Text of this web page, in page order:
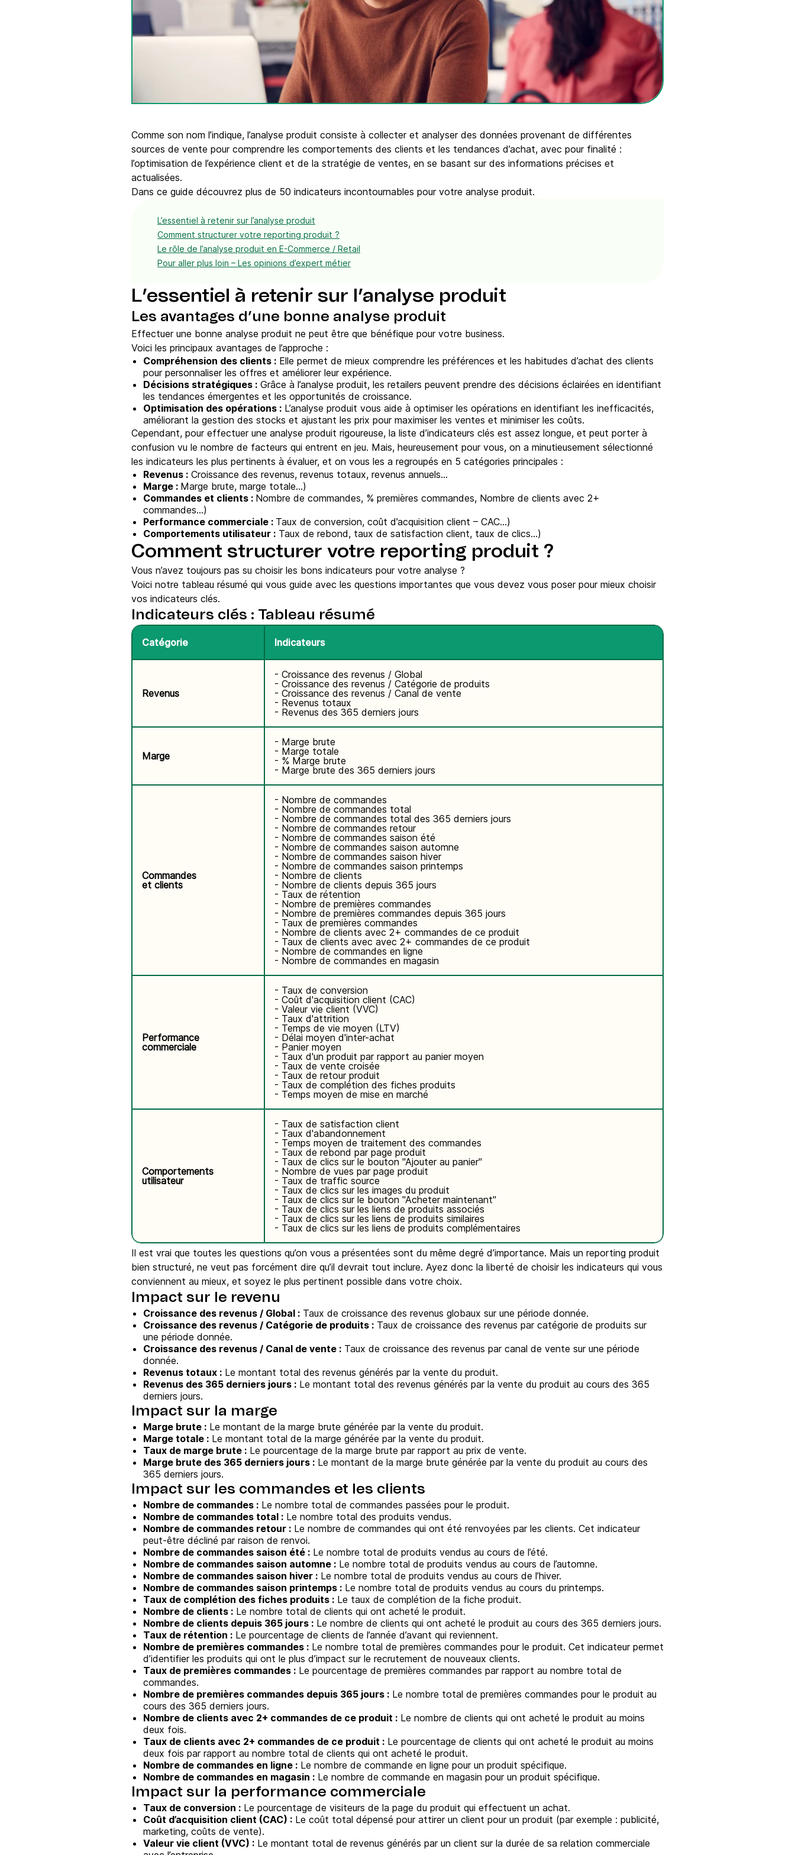
Intégrations
Connectez Brevo à plus de 150 outils numériques
comme Shopify, WordPress, Stripe, Zapier, etc.
Téléphone
Comme son nom l’indique, l’analyse produit consiste à collecter et analyser des données provenant de différentes
sources de vente pour comprendre les comportements des clients et les tendances d’achat, avec pour finalité :
l’optimisation de l’expérience client et de la stratégie de ventes, en se basant sur des informations précises et
actualisées.
Dans ce guide découvrez plus de 50 indicateurs incontournables pour votre analyse produit.
L’essentiel à retenir sur l’analyse produit
Comment structurer votre reporting produit ?
Le rôle de l’analyse produit en E-Commerce / Retail
Pour aller plus loin – Les opinions d’expert métier
L’essentiel à retenir sur l’analyse produit
Les avantages d’une bonne analyse produit
Effectuer une bonne analyse produit ne peut être que bénéfique pour votre business.
Voici les principaux avantages de l’approche :
Compréhension des clients : Elle permet de mieux comprendre les préférences et les habitudes d’achat des clients
pour personnaliser les offres et améliorer leur expérience.
Décisions stratégiques : Grâce à l’analyse produit, les retailers peuvent prendre des décisions éclairées en identifiant
les tendances émergentes et les opportunités de croissance.
Optimisation des opérations : L’analyse produit vous aide à optimiser les opérations en identifiant les inefficacités,
améliorant la gestion des stocks et ajustant les prix pour maximiser les ventes et minimiser les coûts.
Cependant, pour effectuer une analyse produit rigoureuse, la liste d’indicateurs clés est assez longue, et peut porter à
confusion vu le nombre de facteurs qui entrent en jeu. Mais, heureusement pour vous, on a minutieusement sélectionné
les indicateurs les plus pertinents à évaluer, et on vous les a regroupés en 5 catégories principales :
Revenus : Croissance des revenus, revenus totaux, revenus annuels…
Marge : Marge brute, marge totale…)
Commandes et clients : Nombre de commandes, % premières commandes, Nombre de clients avec 2+
commandes…)
Performance commerciale : Taux de conversion, coût d’acquisition client – CAC…)
Comportements utilisateur : Taux de rebond, taux de satisfaction client, taux de clics…)
Comment structurer votre reporting produit ?
Vous n’avez toujours pas su choisir les bons indicateurs pour votre analyse ?
Voici notre tableau résumé qui vous guide avec les questions importantes que vous devez vous poser pour mieux choisir
vos indicateurs clés.
Indicateurs clés : Tableau résumé
Catégorie Indicateurs
Revenus
- Croissance des revenus / Global
- Croissance des revenus / Catégorie de produits
- Croissance des revenus / Canal de vente
- Revenus totaux
- Revenus des 365 derniers jours
Marge
- Marge brute
- Marge totale
- % Marge brute
- Marge brute des 365 derniers jours
Commandes
et clients
- Nombre de commandes
- Nombre de commandes total
- Nombre de commandes total des 365 derniers jours
- Nombre de commandes retour
- Nombre de commandes saison été
- Nombre de commandes saison automne
- Nombre de commandes saison hiver
- Nombre de commandes saison printemps
- Nombre de clients
- Nombre de clients depuis 365 jours
- Taux de rétention
- Nombre de premières commandes
- Nombre de premières commandes depuis 365 jours
- Taux de premières commandes
- Nombre de clients avec 2+ commandes de ce produit
- Taux de clients avec avec 2+ commandes de ce produit
- Nombre de commandes en ligne
- Nombre de commandes en magasin
Performance
commerciale
- Taux de conversion
- Coût d'acquisition client (CAC)
- Valeur vie client (VVC)
- Taux d'attrition
- Temps de vie moyen (LTV)
- Délai moyen d'inter-achat
- Panier moyen
- Taux d'un produit par rapport au panier moyen
- Taux de vente croisée
- Taux de retour produit
- Taux de complétion des fiches produits
- Temps moyen de mise en marché
Comportements
utilisateur
- Taux de satisfaction client
- Taux d'abandonnement
- Temps moyen de traitement des commandes
- Taux de rebond par page produit
- Taux de clics sur le bouton "Ajouter au panier"
- Nombre de vues par page produit
- Taux de traffic source
- Taux de clics sur les images du produit
- Taux de clics sur le bouton "Acheter maintenant"
- Taux de clics sur les liens de produits associés
- Taux de clics sur les liens de produits similaires
- Taux de clics sur les liens de produits complémentaires
Il est vrai que toutes les questions qu’on vous a présentées sont du même degré d’importance. Mais un reporting produit
bien structuré, ne veut pas forcément dire qu’il devrait tout inclure. Ayez donc la liberté de choisir les indicateurs qui vous
conviennent au mieux, et soyez le plus pertinent possible dans votre choix.
Impact sur le revenu
Croissance des revenus / Global : Taux de croissance des revenus globaux sur une période donnée.
Croissance des revenus / Catégorie de produits : Taux de croissance des revenus par catégorie de produits sur
une période donnée.
Croissance des revenus / Canal de vente : Taux de croissance des revenus par canal de vente sur une période
donnée.
Revenus totaux : Le montant total des revenus générés par la vente du produit.
Revenus des 365 derniers jours : Le montant total des revenus générés par la vente du produit au cours des 365
derniers jours.
Impact sur la marge
Marge brute : Le montant de la marge brute générée par la vente du produit.
Marge totale : Le montant total de la marge générée par la vente du produit.
Taux de marge brute : Le pourcentage de la marge brute par rapport au prix de vente.
Marge brute des 365 derniers jours : Le montant de la marge brute générée par la vente du produit au cours des
365 derniers jours.
Impact sur les commandes et les clients
Nombre de commandes : Le nombre total de commandes passées pour le produit.
Nombre de commandes total : Le nombre total des produits vendus.
Nombre de commandes retour : Le nombre de commandes qui ont été renvoyées par les clients. Cet indicateur
peut-être décliné par raison de renvoi.
Nombre de commandes saison été : Le nombre total de produits vendus au cours de l’été.
Nombre de commandes saison automne : Le nombre total de produits vendus au cours de l’automne.
Nombre de commandes saison hiver : Le nombre total de produits vendus au cours de l’hiver.
Nombre de commandes saison printemps : Le nombre total de produits vendus au cours du printemps.
Taux de complétion des fiches produits : Le taux de complétion de la fiche produit.
Nombre de clients : Le nombre total de clients qui ont acheté le produit.
Nombre de clients depuis 365 jours : Le nombre de clients qui ont acheté le produit au cours des 365 derniers jours.
Taux de rétention : Le pourcentage de clients de l’année d’avant qui reviennent.
Nombre de premières commandes : Le nombre total de premières commandes pour le produit. Cet indicateur permet
d’identifier les produits qui ont le plus d’impact sur le recrutement de nouveaux clients.
Taux de premières commandes : Le pourcentage de premières commandes par rapport au nombre total de
commandes.
Nombre de premières commandes depuis 365 jours : Le nombre total de premières commandes pour le produit au
cours des 365 derniers jours.
Nombre de clients avec 2+ commandes de ce produit : Le nombre de clients qui ont acheté le produit au moins
deux fois.
Taux de clients avec 2+ commandes de ce produit : Le pourcentage de clients qui ont acheté le produit au moins
deux fois par rapport au nombre total de clients qui ont acheté le produit.
Nombre de commandes en ligne : Le nombre de commande en ligne pour un produit spécifique.
Nombre de commandes en magasin : Le nombre de commande en magasin pour un produit spécifique.
Impact sur la performance commerciale
Taux de conversion : Le pourcentage de visiteurs de la page du produit qui effectuent un achat.
Coût d’acquisition client (CAC) : Le coût total dépensé pour attirer un client pour un produit (par exemple : publicité,
marketing, coûts de vente).
Valeur vie client (VVC) : Le montant total de revenus générés par un client sur la durée de sa relation commerciale